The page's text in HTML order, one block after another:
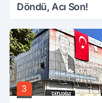
Döndü, Acı Son!
3